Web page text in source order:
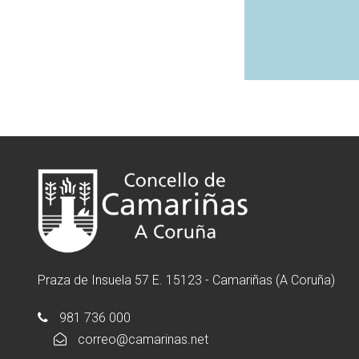
Praza de Insuela 57 E. 15123 - Camariñas (A Coruña)
981 736 000
correo@camarinas.net